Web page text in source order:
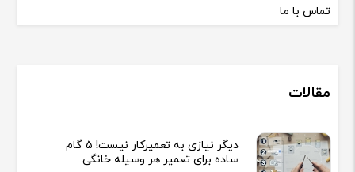
تماس با ما
مقالات
دیگر نیازی به تعمیرکار نیست! ۵ گام
ساده برای تعمیر هر وسیله خانگی